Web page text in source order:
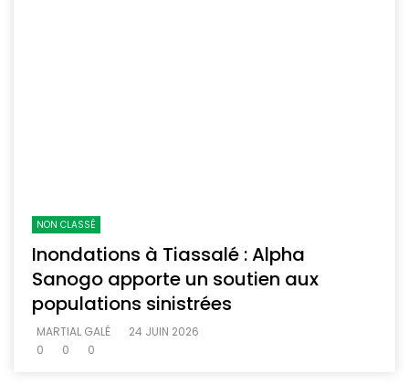
NON CLASSÉ
Inondations à Tiassalé : Alpha
Sanogo apporte un soutien aux
populations sinistrées
MARTIAL GALÉ
24 JUIN 2026
0
0 0